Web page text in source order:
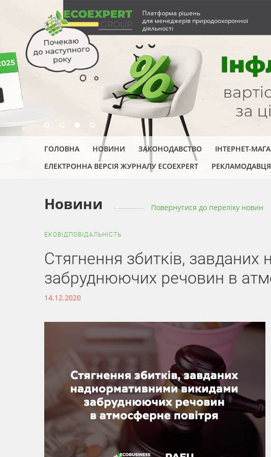
Платформа рішень
для менеджерів природоохоронної
діяльності
ГОЛОВНА НОВИНИ ЗАКОНОДАВСТВО ІНТЕРНЕТ-
ЕЛЕКТРОННА ВЕРСІЯ ЖУРНАЛУ ECOEXPERT
Новини Повернутися до переліку новин
ЕКОВІДПОВІДАЛЬНІСТЬ
Стягнення збитків,
забруднюючих речовин в
14.12.2020